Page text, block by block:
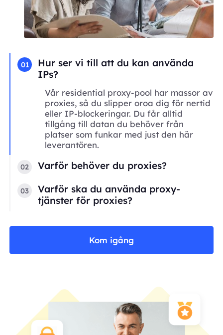
01
Hur ser vi till att du kan använda
IPs?
Vår residential proxy-pool har massor av
proxies, så du slipper oroa dig för nertid
eller IP-blockeringar. Du får alltid
tillgång till datan du behöver från
platser som funkar med just den här
leverantören.
02 Varför behöver du proxies?
03
Varför ska du använda proxy-
tjänster för proxies?
Kom igång